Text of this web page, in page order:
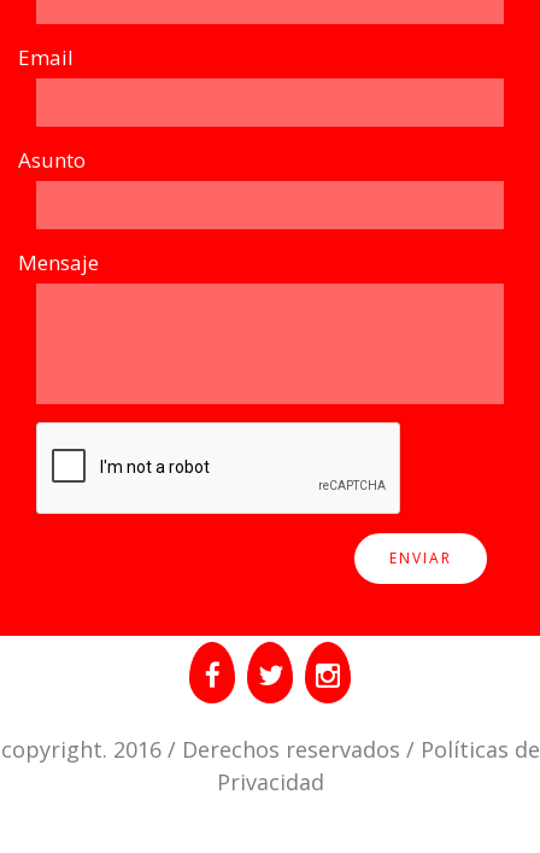
Email
Asunto
Mensaje
copyright. 2016 / Derechos reservados / Políticas de
Privacidad